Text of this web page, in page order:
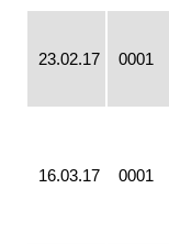
23.02.17 0001
16.03.17 0001